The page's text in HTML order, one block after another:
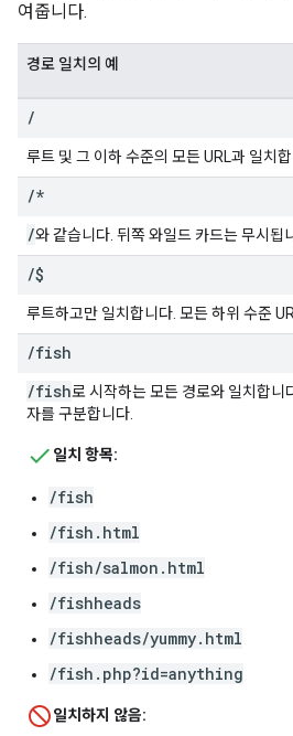
여줍니다.
경로 일치의 예
/
루트 및 그 이하 수준의 모든 URL과 일치합
/*
/와 같습니다. 뒤쪽 와일드 카드는 무시됩
/$
루트하고만 일치합니다. 모든 하위 수준
/fish
/fish로 시작하는 모든 경로와 일치합니
자를 구분합니다.
일치 항목:
/fish
/fish.html
/fish/salmon.html
/fishheads
/fishheads/yummy.html
/fish.php?id=anything
일치하지 않음: